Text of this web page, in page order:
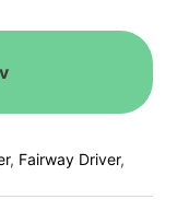
, Fairway Driver,